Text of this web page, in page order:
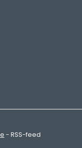
- RSS-feed